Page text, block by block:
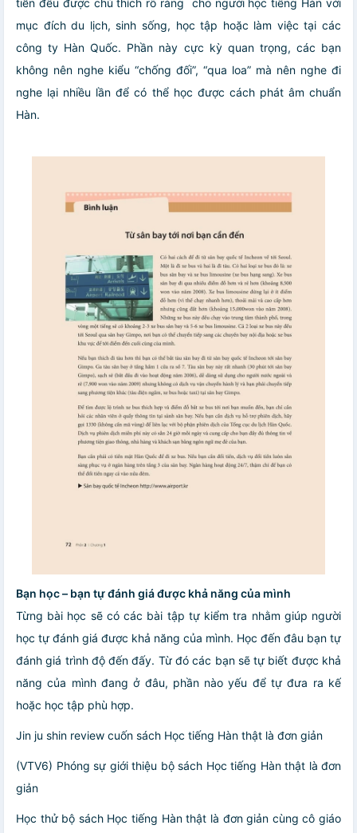
tiễn đều được chú thích rõ ràng cho người học tiếng Hàn với
mục đích du lịch, sinh sống, học tập hoặc làm việc tại các
công ty Hàn Quốc. Phần này cực kỳ quan trọng, các bạn
không nên nghe kiểu “chống đối”, “qua loa” mà nên nghe đi
nghe lại nhiều lần để có thể học được cách phát âm chuẩn
Hàn.
Bạn học – bạn tự đánh giá được khả năng của mình
Từng bài học sẽ có các bài tập tự kiểm tra nhằm giúp người
học tự đánh giá được khả năng của mình. Học đến đâu bạn tự
đánh giá trình độ đến đấy. Từ đó các bạn sẽ tự biết được khả
năng của mình đang ở đâu, phần nào yếu để tự đưa ra kế
hoặc học tập phù hợp.
Jin ju shin review cuốn sách Học tiếng Hàn thật là đơn giản
(VTV6) Phóng sự giới thiệu bộ sách Học tiếng Hàn thật là đơn
giản
Học thử bộ sách Học tiếng Hàn thật là đơn giản cùng cô giáo